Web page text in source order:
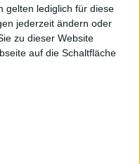
gelten lediglich für diese
jederzeit ändern oder
zu dieser Website
auf die Schaltfläche
ist, aber wir haben
den bereits auf
Weg weiter.